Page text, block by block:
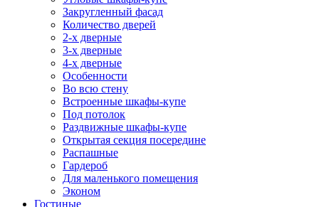
Закругленный фасад
Количество дверей
2-х дверные
3-х дверные
4-х дверные
Особенности
Во всю стену
Встроенные шкафы-купе
Под потолок
Раздвижные шкафы-купе
Открытая секция посередине
Распашные
Гардероб
Для маленького помещения
Эконом
Гостиные